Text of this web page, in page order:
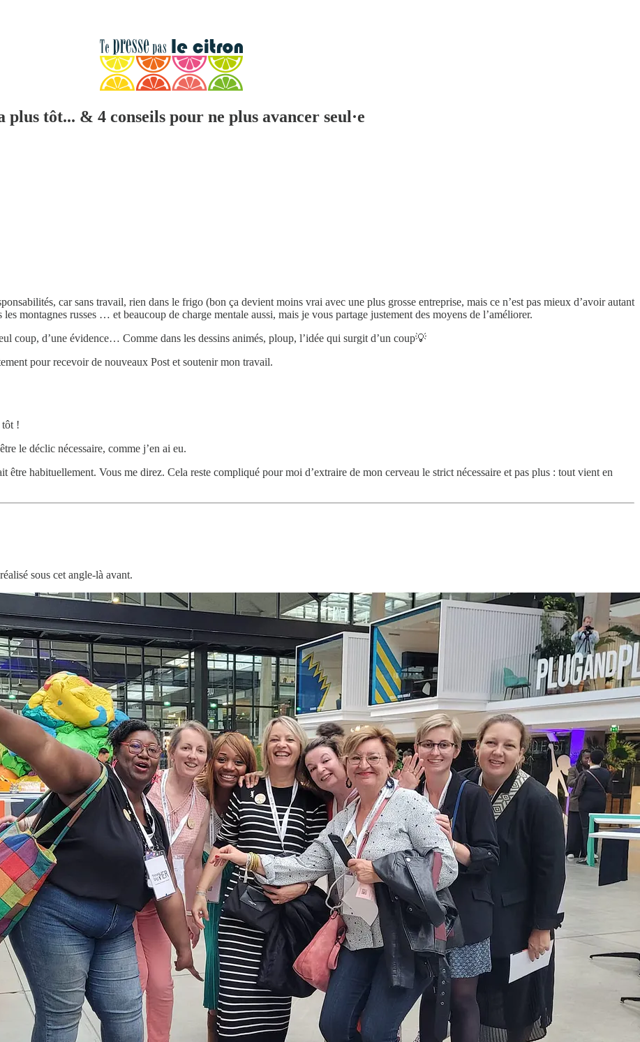
tôt... & 4 conseils pour ne plus avancer seul·e
car sans travail, rien dans le frigo (bon ça devient moins vrai avec une plus grosse entreprise, mais ce n’est pas mieux d’avoir autant
montagnes russes … et beaucoup de charge mentale aussi, mais je vous partage justement des moyens de l’améliorer.
coup, d’une évidence… Comme dans les dessins animés, ploup, l’idée qui surgit d’un coup💡
pour recevoir de nouveaux Post et soutenir mon travail.
tôt !
le déclic nécessaire, comme j’en ai eu.
être habituellement. Vous me direz. Cela reste compliqué pour moi d’extraire de mon cerveau le strict nécessaire et pas plus : tout vient en
sous cet angle-là avant.